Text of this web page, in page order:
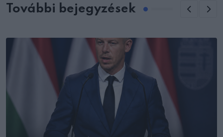
További bejegyzések